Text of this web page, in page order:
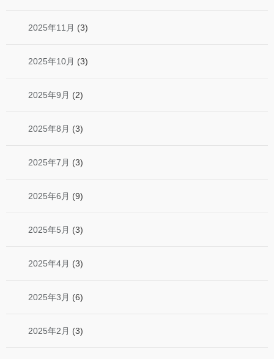
2025年11月 (3)
2025年10月 (3)
2025年9月 (2)
2025年8月 (3)
2025年7月 (3)
2025年6月 (9)
2025年5月 (3)
2025年4月 (3)
2025年3月 (6)
2025年2月 (3)